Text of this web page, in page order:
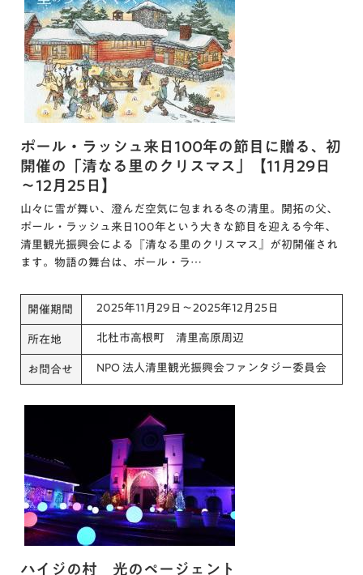
ポール・ラッシュ来日100年の節目に贈る、初
開催の「清なる里のクリスマス」【11月29日
～12月25日】
山々に雪が舞い、澄んだ空気に包まれる冬の清里。開拓の父、
ポール・ラッシュ来日100年という大きな節目を迎える今年、
清里観光振興会による『清なる里のクリスマス』が初開催され
ます。物語の舞台は、ポール・ラ…
開催期間 2025年11月29日～2025年12月25日
所在地 北杜市高根町 清里高原周辺
お問合せ NPO 法人清里観光振興会ファンタジー委員会
ハイジの村 光のページェント